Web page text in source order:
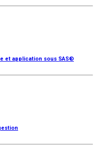
et application sous SAS®